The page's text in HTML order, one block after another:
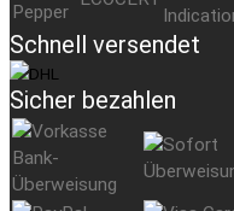
Schnell versendet
Sicher bezahlen